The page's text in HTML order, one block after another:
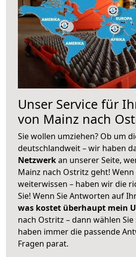
Unser Service für
von Mainz nach
Sie wollen umziehen? Ob um
deutschlandweit – wir haben
Netzwerkan unserer Seite,
Mainz nach Ostritz geht! Wenn
weiterwissen – haben wir die
Sie! Wenn Sie Antworten auf
was kostet überhaupt mein
nach Ostritz – dann wählen
haben immer die passende
Fragen parat.